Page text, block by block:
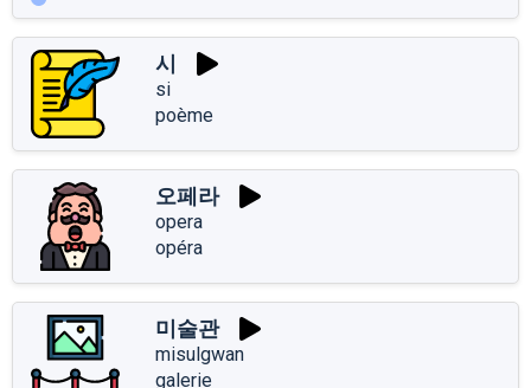
시
si
poème
오페라
opera
opéra
미술관
misulgwan
galerie